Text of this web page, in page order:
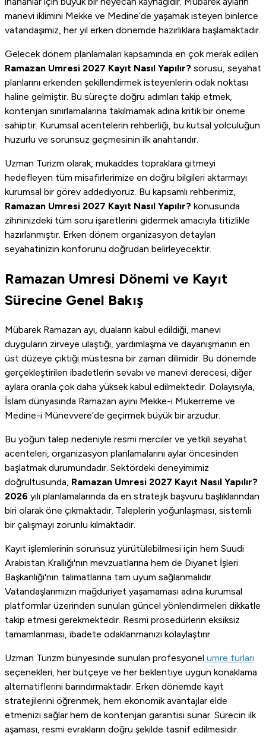
manevi iklimini Mekke ve Medine’de yaşamak isteyen binlerce
vatandaşımız, her yıl erken dönemde hazırlıklara başlamaktadır.
Gelecek dönem planlamaları kapsamında en çok merak edilen
Ramazan Umresi 2027 Kayıt Nasıl Yapılır? sorusu, seyahat
planlarını erkenden şekillendirmek isteyenlerin odak noktası
haline gelmiştir. Bu süreçte doğru adımları takip etmek,
kontenjan sınırlamalarına takılmamak adına kritik bir öneme
sahiptir. Kurumsal acentelerin rehberliği, bu kutsal yolculuğun
huzurlu ve sorunsuz geçmesinin ilk anahtarıdır.
Uzman Turizm olarak, mukaddes topraklara gitmeyi
hedefleyen tüm misafirlerimize en doğru bilgileri aktarmayı
kurumsal bir görev addediyoruz. Bu kapsamlı rehberimiz,
Ramazan Umresi 2027 Kayıt Nasıl Yapılır? konusunda
zihninizdeki tüm soru işaretlerini gidermek amacıyla titizlikle
hazırlanmıştır. Erken dönem organizasyon detayları
seyahatinizin konforunu doğrudan belirleyecektir.
Ramazan Umresi Dönemi ve Kayıt
Sürecine Genel Bakış
Mübarek Ramazan ayı, duaların kabul edildiği, manevi
duyguların zirveye ulaştığı, yardımlaşma ve dayanışmanın en
üst düzeye çıktığı müstesna bir zaman dilimidir. Bu dönemde
gerçekleştirilen ibadetlerin sevabı ve manevi derecesi, diğer
aylara oranla çok daha yüksek kabul edilmektedir. Dolayısıyla,
İslam dünyasında Ramazan ayını Mekke-i Mükerreme ve
Medine-i Münevvere’de geçirmek büyük bir arzudur.
Bu yoğun talep nedeniyle resmi merciler ve yetkili seyahat
acenteleri, organizasyon planlamalarını aylar öncesinden
başlatmak durumundadır. Sektördeki deneyimimiz
doğrultusunda, Ramazan Umresi 2027 Kayıt Nasıl Yapılır?
2026 yılı planlamalarında da en stratejik başvuru başlıklarından
biri olarak öne çıkmaktadır. Taleplerin yoğunlaşması, sistemli
bir çalışmayı zorunlu kılmaktadır.
Kayıt işlemlerinin sorunsuz yürütülebilmesi için hem Suudi
Arabistan Krallığı'nın mevzuatlarına hem de Diyanet İşleri
Başkanlığı'nın talimatlarına tam uyum sağlanmalıdır.
Vatandaşlarımızın mağduriyet yaşamaması adına kurumsal
platformlar üzerinden sunulan güncel yönlendirmeleri dikkatle
takip etmesi gerekmektedir. Resmi prosedürlerin eksiksiz
tamamlanması, ibadete odaklanmanızı kolaylaştırır.
Uzman Turizm bünyesinde sunulan profesyonel umre turları
seçenekleri, her bütçeye ve her beklentiye uygun konaklama
alternatiflerini barındırmaktadır. Erken dönemde kayıt
stratejilerini öğrenmek, hem ekonomik avantajlar elde
etmenizi sağlar hem de kontenjan garantisi sunar. Sürecin ilk
aşaması, resmi evrakların doğru şekilde tasnif edilmesidir.